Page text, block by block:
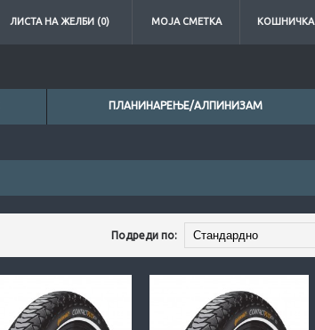
ЛИСТА НА ЖЕЛБИ (0) МОЈА СМЕТКА КОШНИЧКА
ПЛАНИНАРЕЊЕ/АЛПИНИЗАМ
Подреди по: